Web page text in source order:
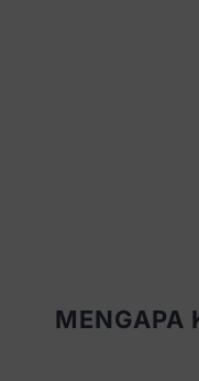
MENGAPA